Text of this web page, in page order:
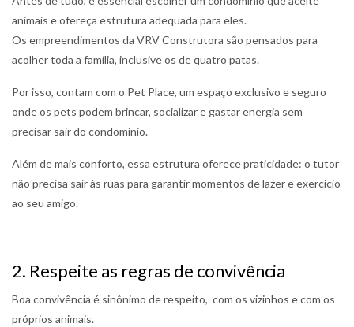
animais e ofereça estrutura adequada para eles.
Os empreendimentos da VRV Construtora são pensados para
acolher toda a família, inclusive os de quatro patas.
Por isso, contam com o Pet Place, um espaço exclusivo e seguro
onde os pets podem brincar, socializar e gastar energia sem
precisar sair do condomínio.
Além de mais conforto, essa estrutura oferece praticidade: o tutor
não precisa sair às ruas para garantir momentos de lazer e exercício
ao seu amigo.
2. Respeite as regras de convivência
Boa convivência é sinônimo de respeito, com os vizinhos e com os
próprios animais.